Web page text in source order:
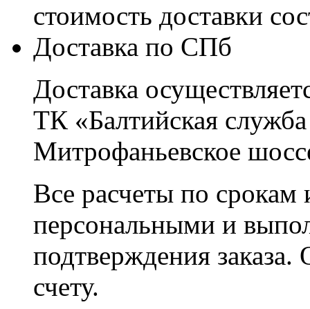
стоимость доставки
Доставка по СПб
Доставка
ТК «Балтийская
Митрофаньевское
Все расчеты по срокам
персональными и
подтверждения заказа.
счету.